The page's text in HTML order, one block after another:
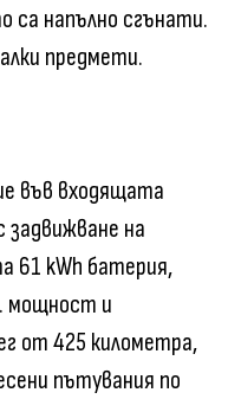
са напълно сгънати.
предмети.
във входящата
на
61 kWh батерия,
мощност и
от 425 километра,
пътувания по